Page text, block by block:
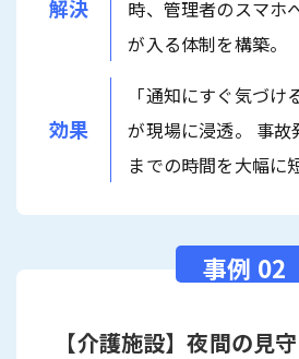
解決
時、管理者のスマホ
が入る体制を構築。
効果
「通知にすぐ気づ
が現場に浸透。 事
までの時間を大幅に
【介護施設】夜間の見